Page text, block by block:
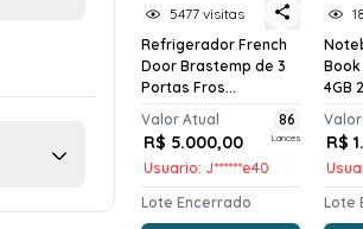
5477 visitas
Refrigerador French
Door Brastemp de 3
Portas Fros...
Valor Atual
R$ 5.000,00
Usuario: J******e40
86
Lances
Lote Encerrado
Book
4GB
Valor
R$
Lote